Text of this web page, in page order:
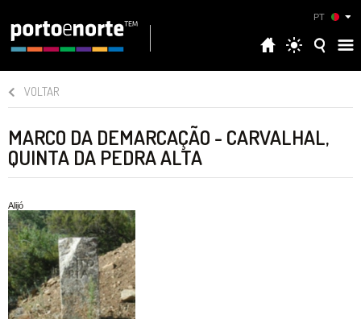
PT
VOLTAR
MARCO DA DEMARCAÇÃO - CARVALHAL,
QUINTA DA PEDRA ALTA
Alijó